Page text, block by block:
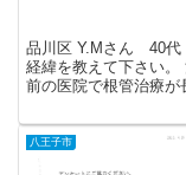
品川区 Y.Mさん 40代
経緯を教えて下さい。
前の医院で根管治療
八王子市